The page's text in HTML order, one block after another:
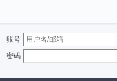
账号
密码